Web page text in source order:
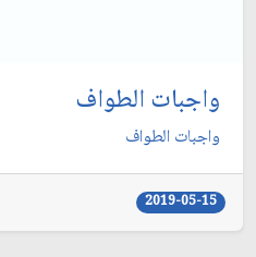
واجبات الطواف
واجبات الطواف
2019-05-15